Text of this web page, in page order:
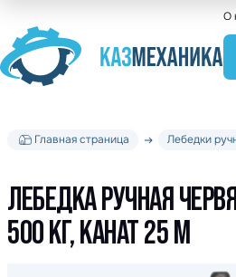
О
Главная страница Лебедки
ЛЕБЕДКА РУЧНАЯ
500 КГ, КАНАТ 25 М